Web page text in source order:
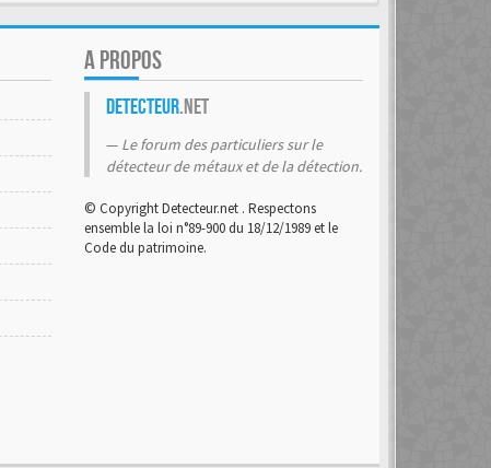
A PROPOS
Detecteur.net
Le forum des particuliers sur le
détecteur de métaux et de la détection.
© Copyright Detecteur.net . Respectons
ensemble la loi n°89-900 du 18/12/1989 et le
Code du patrimoine.